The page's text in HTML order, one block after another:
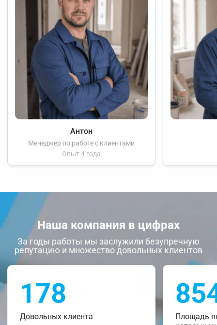
Антон
Менеджер по работе с клиентами
Опыт 4 года
Наша компания в цифрах
За годы работы мы заслужили безупречную
репутацию и множество довольных клиентов
178
Довольных клиента
Площадь